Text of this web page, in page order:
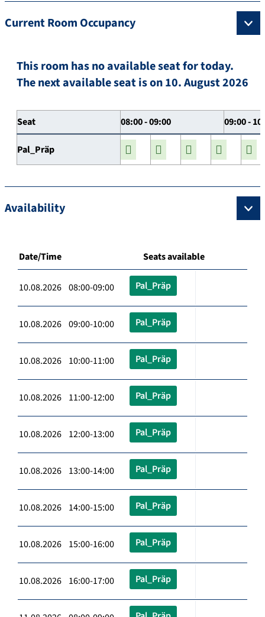
Current Room Occupancy
This room has no available seat for today.
The next available seat is on 10. August 2026
Seat 08:00 - 09:00 09:00 -
Pal_Präp
Availability
Date/Time Seats available
10.08.2026 08:00-09:00 Pal_Präp
10.08.2026 09:00-10:00 Pal_Präp
10.08.2026 10:00-11:00 Pal_Präp
10.08.2026 11:00-12:00 Pal_Präp
10.08.2026 12:00-13:00 Pal_Präp
10.08.2026 13:00-14:00 Pal_Präp
10.08.2026 14:00-15:00 Pal_Präp
10.08.2026 15:00-16:00 Pal_Präp
10.08.2026 16:00-17:00 Pal_Präp